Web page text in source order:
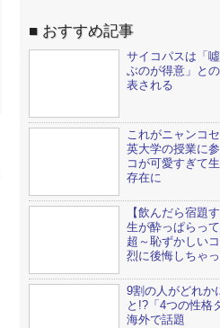
おすすめ記事
サイコパスは「
ぶのが得意」と
表される
これがニャンコ
英大学の授業に
コが可愛すぎて
存在に
【飲んだら宿題
生が酔っぱらっ
超～恥ずかしい
烈に後悔しちゃ
9割の人がどれか
と!?「4つの性格
海外で話題